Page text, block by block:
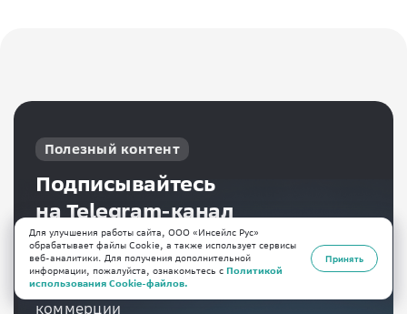
Полезный контент
Подписывайтесь
на Telegram-канал
«О чём говорят селлеры»
Пишем о новостях и главных
событиях в мире электронной
коммерции
Для улучшения работы сайта, ООО «Инсейлс Рус»
обрабатывает файлы Cookie, а также использует сервисы
веб-аналитики. Для получения дополнительной
информации, пожалуйста, ознакомьтесь с Политикой
использования Cookie-файлов.
Принять